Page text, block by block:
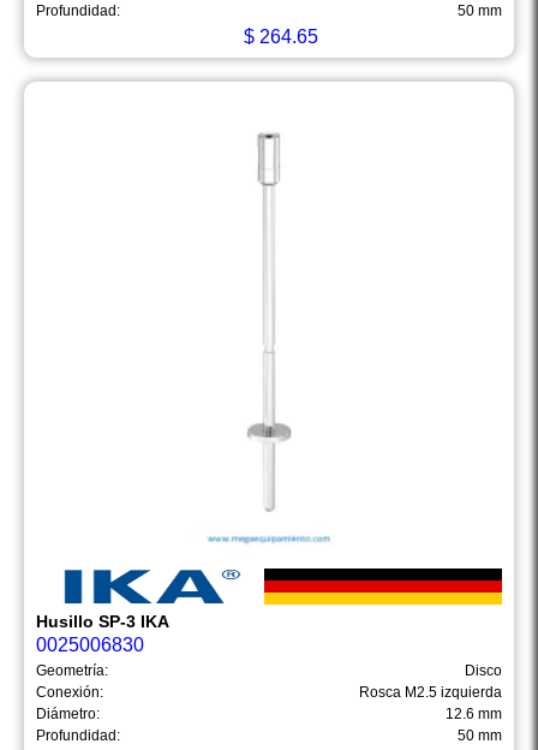
Profundidad:
50 mm
$ 264.65
Husillo SP-3 IKA
0025006830
Geometría:
Disco
Conexión:
Rosca M2.5 izquierda
Diámetro:
12.6 mm
Profundidad:
50 mm